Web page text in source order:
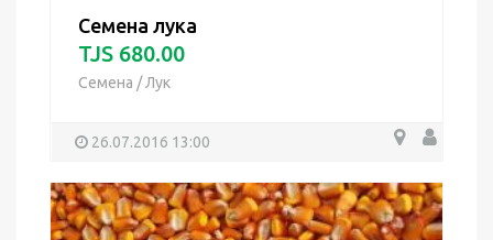
Семена лука
TJS 680.00
Семена /Лук
26.07.2016 13:00